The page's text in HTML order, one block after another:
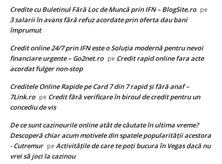
Credite cu Buletinul Fără Loc de Muncă prin IFN – BlogSite.ro pe
3 salarii în avans fără refuz acordate prin oferta dau bani
împrumut
Credit online 24/7 prin IFN este o Soluția modernă pentru nevoi
financiare urgente – Go2net.ro pe Credit rapid online fara acte
acordat fulger non-stop
Creditele Online Rapide pe Card 7 din 7 rapid și fără anaf –
7Link.ro pe Credit fără verificare în biroul de credit pentru un
concediu de vis
De ce sunt cazinourile online atât de căutate în ultima vreme?
Descoperă chiar acum motivele din spatele popularității acestora
- Cutremur pe Activitățile de care te poți bucura în Vegas dacă nu
vrei să joci la cazinou